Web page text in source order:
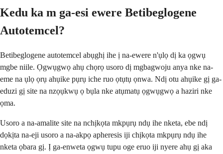
Kedu ka m ga-esi ewere Betibeglogene
Autotemcel?
Betibeglogene autotemcel abụghị ihe ị na-ewere n'ụlọ dị ka ọgwụ
mgbe niile. Ọgwụgwọ ahụ chọrọ usoro dị mgbagwoju anya nke na-
eme na ụlọ ọrụ ahụike pụrụ iche ruo ọtụtụ ọnwa. Ndị otu ahụike gị ga-
eduzi gị site na nzọụkwụ ọ bụla nke atụmatụ ọgwụgwọ a haziri nke
ọma.
Usoro a na-amalite site na nchịkọta mkpụrụ ndụ ihe nketa, ebe ndị
dọkịta na-eji usoro a na-akpọ apheresis iji chịkọta mkpụrụ ndụ ihe
nketa ọbara gị. Ị ga-enweta ọgwụ tupu oge eruo iji nyere ahụ gị aka